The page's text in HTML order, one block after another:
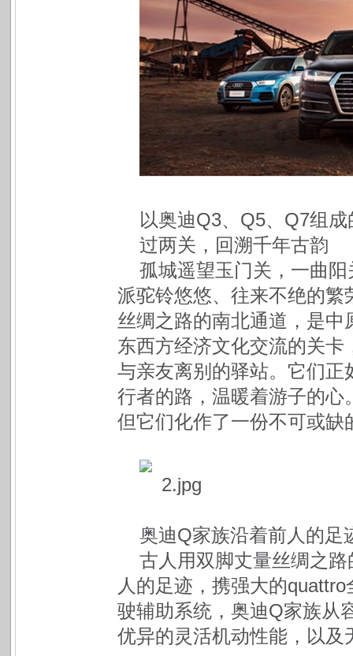
以奥迪Q3、Q5、Q7组
过两关，回溯千年古韵
孤城遥望玉门关，一曲
派驼铃悠悠、往来不绝的
丝绸之路的南北通道，是
东西方经济文化交流的关
与亲友离别的驿站。它们
行者的路，温暖着游子的
但它们化作了一份不可或
奥迪Q家族沿着前人的足
古人用双脚丈量丝绸之
人的足迹，携强大的
驶辅助系统，奥迪Q家族从
优异的灵活机动性能，以及